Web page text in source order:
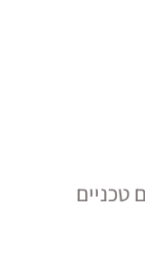
טכניים